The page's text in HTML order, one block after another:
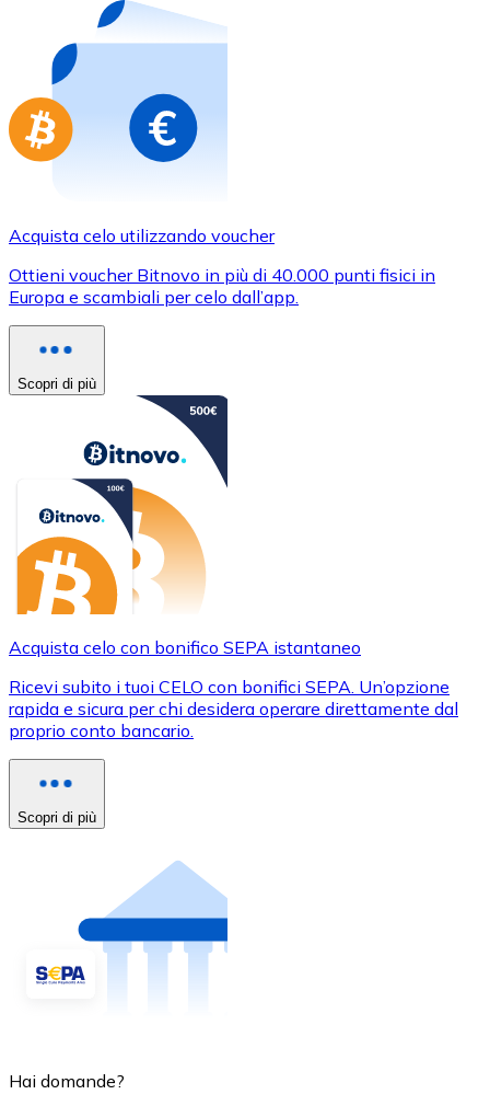
Acquista gift card dei tuoi marchi preferiti con
Vai al negozio di carte regalo
Acquista celo utilizzando voucher
Ottieni voucher Bitnovo in più di 40.000 punti fisici in
Europa e scambiali per celo dall’app.
Scopri di più
Acquista celo con bonifico SEPA istantaneo
Ricevi subito i tuoi CELO con bonifici SEPA. Un’opzione
rapida e sicura per chi desidera operare direttamente dal
proprio conto bancario.
Scopri di più
Hai domande?